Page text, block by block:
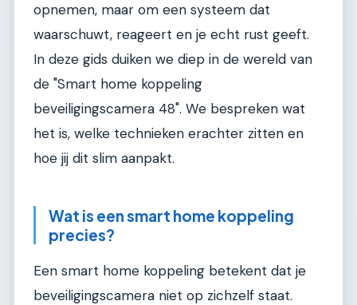
opnemen, maar om een systeem dat
waarschuwt, reageert en je echt rust geeft.
In deze gids duiken we diep in de wereld van
de "Smart home koppeling
beveiligingscamera 48". We bespreken wat
het is, welke technieken erachter zitten en
hoe jij dit slim aanpakt.
Wat is een smart home koppeling
precies?
Een smart home koppeling betekent dat je
beveiligingscamera niet op zichzelf staat.